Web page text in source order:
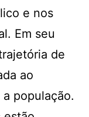
e nos
Em seu
de
ao
população.